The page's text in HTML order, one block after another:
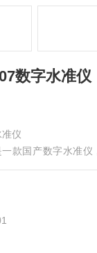
数字水准仪
仪
款国产数字水准仪
将国家二至四等
计视距差和起始点高
粗略的总体评价。